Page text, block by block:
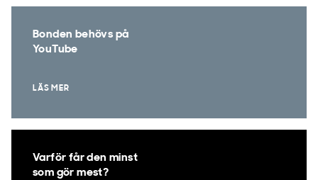
Bonden behövs på
YouTube
LÄS MER
Varför får den minst
som gör mest?